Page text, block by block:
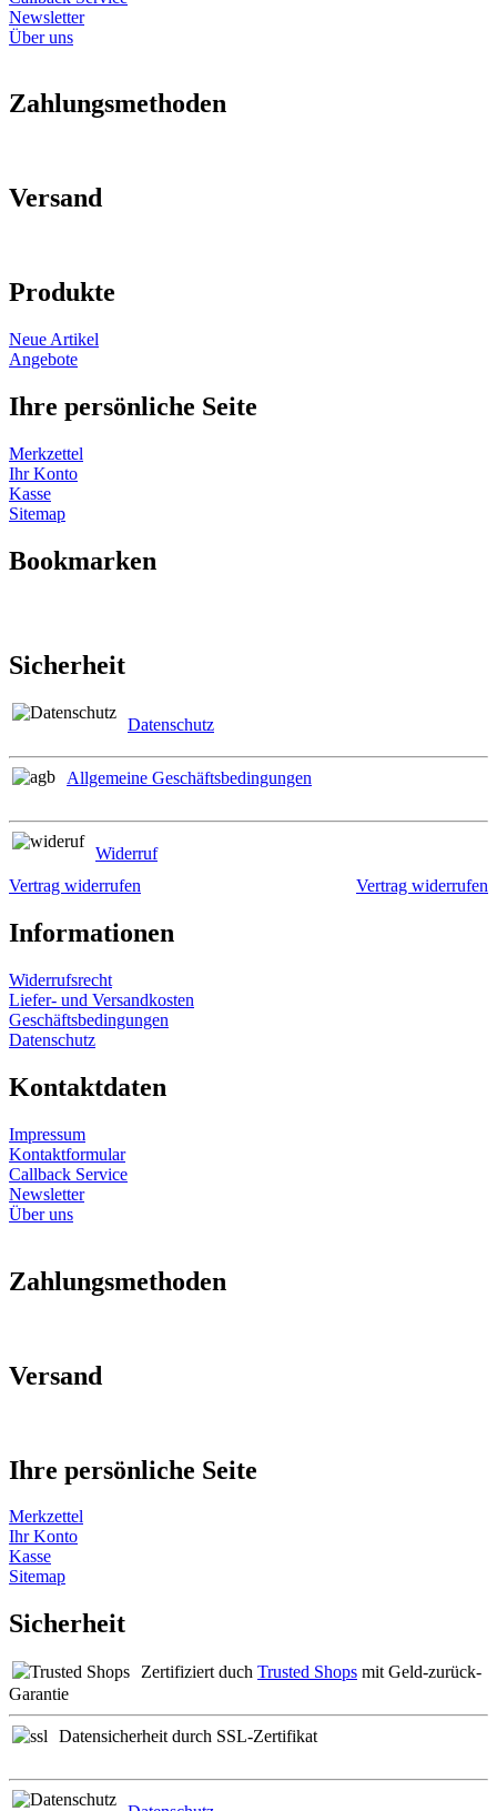
Newsletter
Über uns
Zahlungsmethoden
Versand
Produkte
Neue Artikel
Angebote
Ihre persönliche Seite
Merkzettel
Ihr Konto
Kasse
Sitemap
Bookmarken
Sicherheit
Datenschutz
Allgemeine Geschäftsbedingungen
Widerruf
Vertrag widerrufen
Vertrag widerrufen
Informationen
Widerrufsrecht
Liefer- und Versandkosten
Geschäftsbedingungen
Datenschutz
Kontaktdaten
Impressum
Kontaktformular
Callback Service
Newsletter
Über uns
Zahlungsmethoden
Versand
Ihre persönliche Seite
Merkzettel
Ihr Konto
Kasse
Sitemap
Sicherheit
Zertifiziert duch Trusted Shops mit Geld-zurück-
Garantie
Datensicherheit durch SSL-Zertifikat